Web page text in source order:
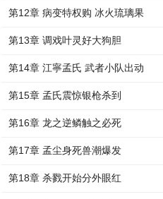
第12章 病变特权购 冰火琉璃果
第13章 调戏叶灵好大狗胆
第14章 江寧孟氏 武者小队出动
第15章 孟氏震惊银枪杀到
第16章 龙之逆鳞触之必死
第17章 孟尘身死兽潮爆发
第18章 杀戮开始分外眼红